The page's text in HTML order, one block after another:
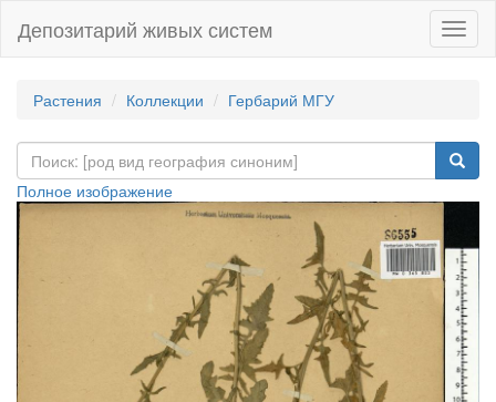
Депозитарий живых систем
Растения Коллекции Гербарий МГУ
Полное изображение